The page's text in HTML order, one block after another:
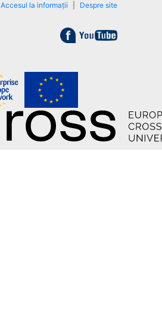
Accesul la informații Despre site